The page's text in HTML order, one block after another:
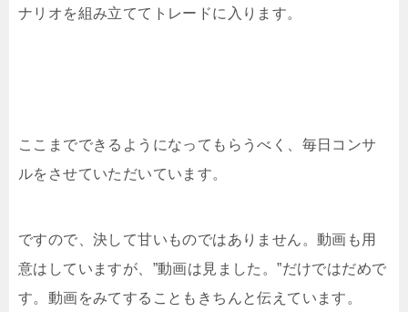
ナリオを組み立ててトレードに入ります。
ここまでできるようになってもらうべく、毎日コンサ
ルをさせていただいています。
ですので、決して甘いものではありません。動画も用
意はしていますが、”動画は見ました。”だけではだめで
す。動画をみてすることもきちんと伝えています。